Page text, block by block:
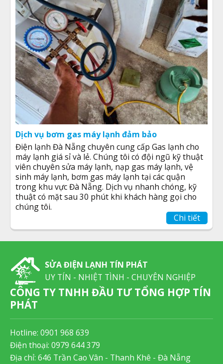
Dịch vụ bơm gas máy lạnh đảm bảo
Điện lạnh Đà Nẵng chuyên cung cấp Gas lạnh cho
máy lạnh giá sỉ và lẻ. Chúng tôi có đội ngũ kỹ thuật
viên chuyên sửa máy lạnh, nạp gas máy lạnh, vệ
sinh máy lạnh, bơm gas máy lạnh tại các quận
trong khu vực Đà Nẵng. Dịch vụ nhanh chóng, kỹ
thuật có mặt sau 30 phút khi khách hàng gọi cho
chúng tôi.
Chi tiết
SỬA ĐIỆN LẠNH TÍN PHÁT
UY TÍN - NHIỆT TÌNH - CHUYÊN NGHIỆP
CÔNG TY TNHH ĐẦU TƯ TỔNG HỢP TÍN
PHÁT
Hotline: 0901 968 639
Điện thoại: 0979 644 379
Địa chỉ: 646 Trần Cao Vân - Thanh Khê - Đà Nẵng